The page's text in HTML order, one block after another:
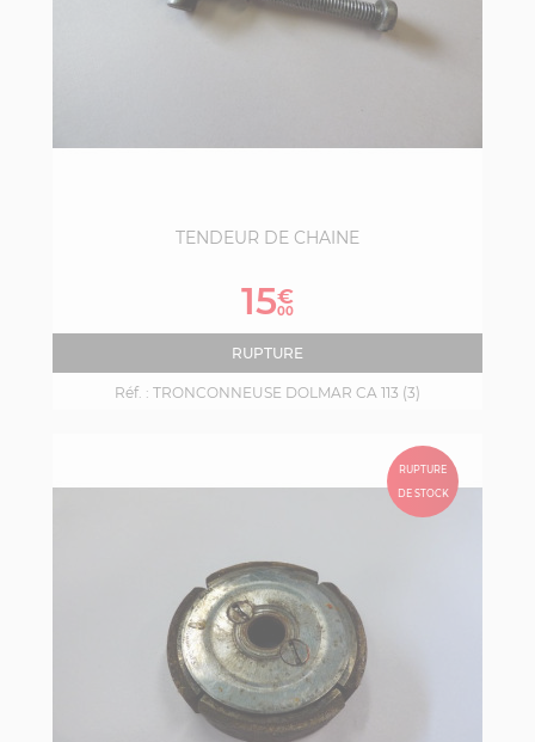
TENDEUR DE CHAINE
Prix
15€
00
RUPTURE
Réf. : TRONCONNEUSE DOLMAR CA 113 (3)
RUPTURE
DE STOCK